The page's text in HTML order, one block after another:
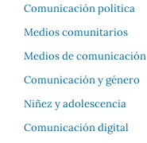
Comunicación política
Medios comunitarios
Medios de comunicación
Comunicación y género
Niñez y adolescencia
Comunicación digital